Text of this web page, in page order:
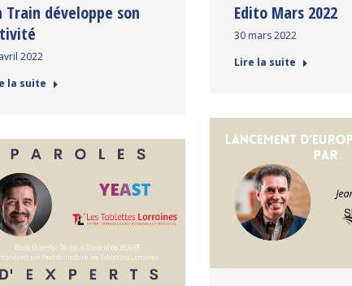
Train développe son
2022
la suite
Edito Mars 2022
30 mars 2022
Lire la suite